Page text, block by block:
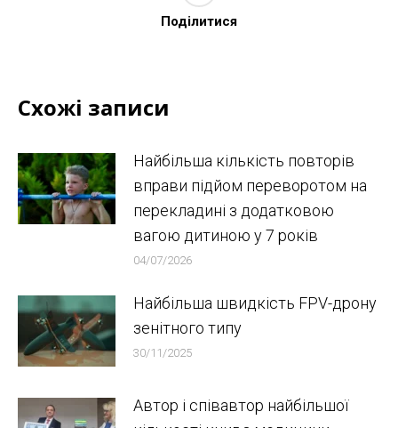
Поділитися
Схожі записи
Найбільша кількість повторів
вправи підйом переворотом на
перекладині з додатковою
вагою дитиною у 7 років
04/07/2026
Найбільша швидкість FPV-дрону
зенітного типу
30/11/2025
Автор і співавтор найбільшої